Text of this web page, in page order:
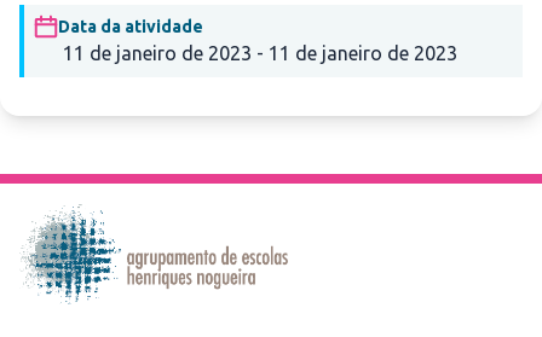
Data da atividade
11 de janeiro de 2023 - 11 de janeiro de 2023